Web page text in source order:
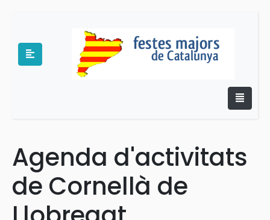
Agenda d'activitats
de Cornellà de